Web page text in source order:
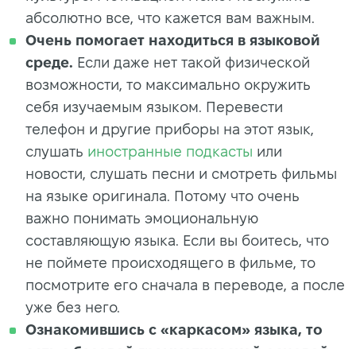
абсолютно все, что кажется вам важным.
Очень помогает находиться в языковой
среде. Если даже нет такой физической
возможности, то максимально окружить
себя изучаемым языком. Перевести
телефон и другие приборы на этот язык,
слушать иностранные подкасты или
новости, слушать песни и смотреть фильмы
на языке оригинала. Потому что очень
важно понимать эмоциональную
составляющую языка. Если вы боитесь, что
не поймете происходящего в фильме, то
посмотрите его сначала в переводе, а после
уже без него.
Ознакомившись с «каркасом» языка, то